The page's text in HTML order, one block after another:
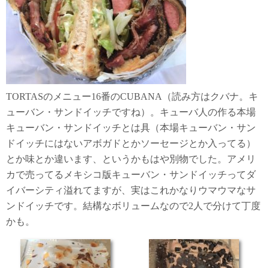
TORTASのメニュー16番のCUBANA（読み方はクバナ。キ
ューバン・サンドイッチですね）。キューバ人の作る本場
キューバン・サンドイッチとは具（本場キューバン・サン
ドイッチにはないアボガドとかソーセージとか入ってる）
とか味とか違います、というかもはや別物でした。アメリ
カで売ってるメキシコ版キューバン・サンドイッチってダ
イバーシティ溢れてますが、実はこれかなりウマウマなサ
ンドイッチです。結構なボリュームなので2人で分けて丁度
かも。